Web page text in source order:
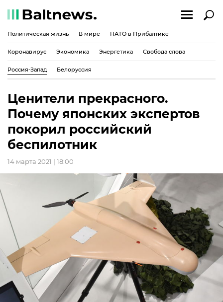
Политическая жизнь В мире НАТО в Прибалтике
Коронавирус Экономика Энергетика Свобода слова
Россия-Запад Белоруссия
Ценители прекрасного.
Почему японских экспертов
покорил российский
беспилотник
14 марта 2021 | 18:00